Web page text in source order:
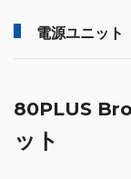
電源ユニット
80PLUS
ット